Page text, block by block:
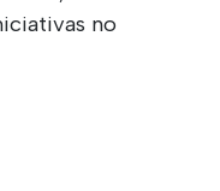
no